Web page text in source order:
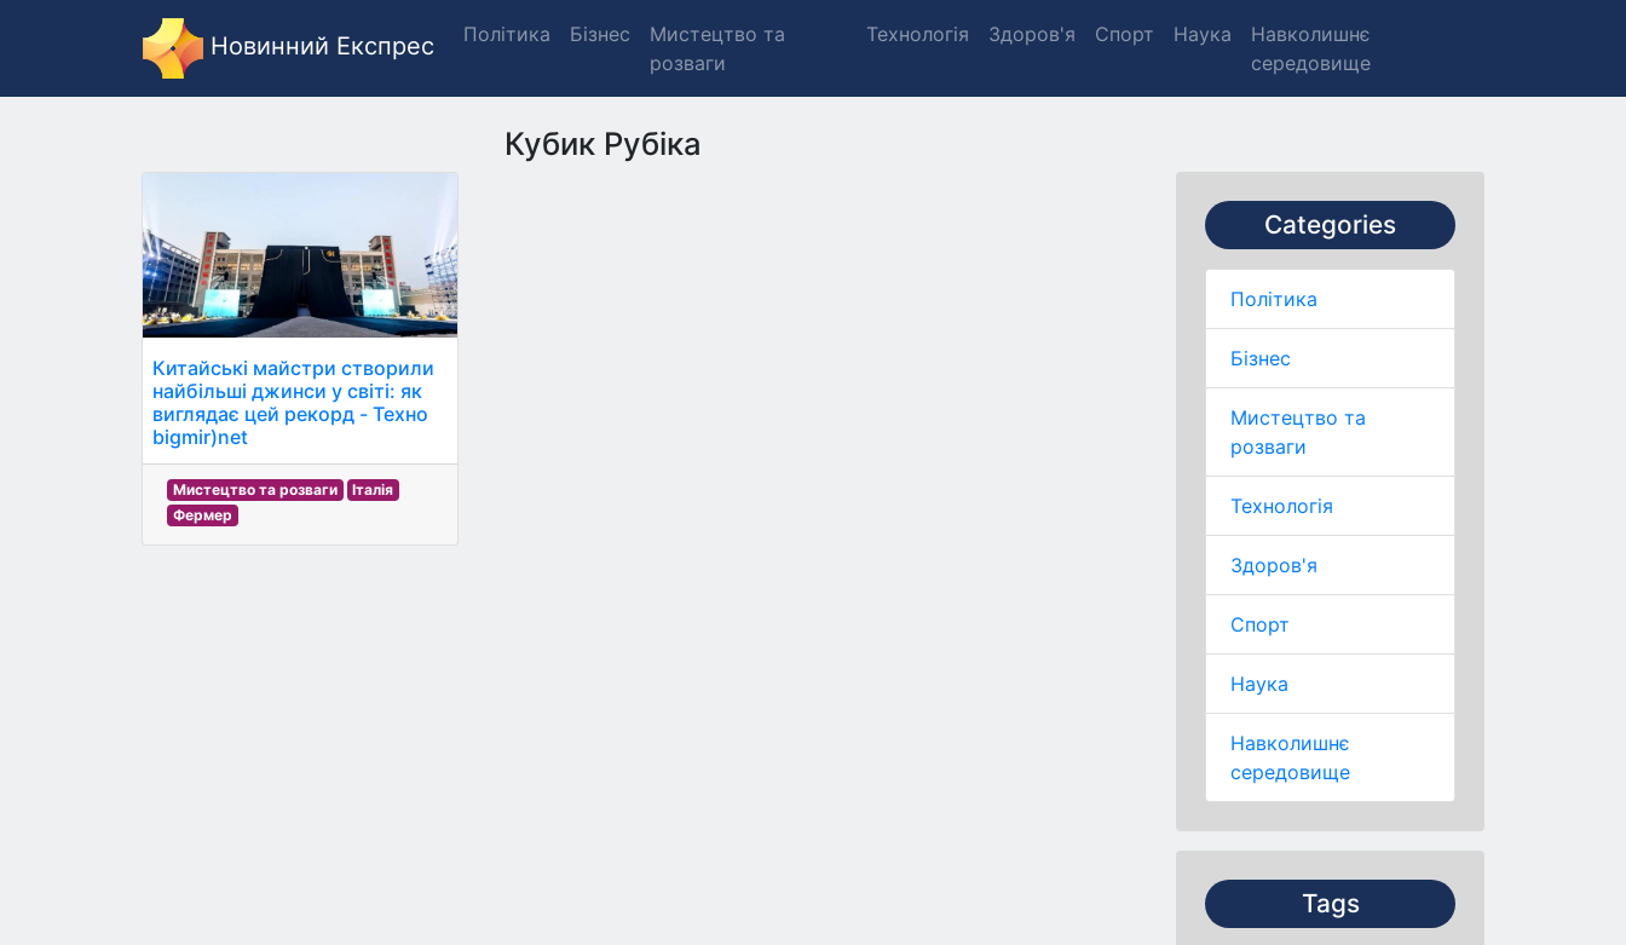
Новинний Експрес Політика Бізнес
Мистецтво та
розваги
Технологія Здоров'я Спорт Наука
Навколишнє
середовище
Кубик Рубіка
Categories
Політика
Бізнес
Мистецтво та
розваги
Технологія
Здоров'я
Спорт
Наука
Навколишнє
середовище
Tags
Китайські майстри створили
найбільші джинси у світі: як
виглядає цей рекорд - Техно
bigmir)net
Мистецтво та розваги
Італія
Фермер